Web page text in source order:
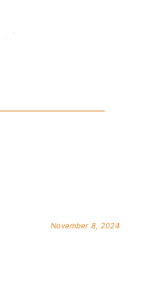
November 8, 2024